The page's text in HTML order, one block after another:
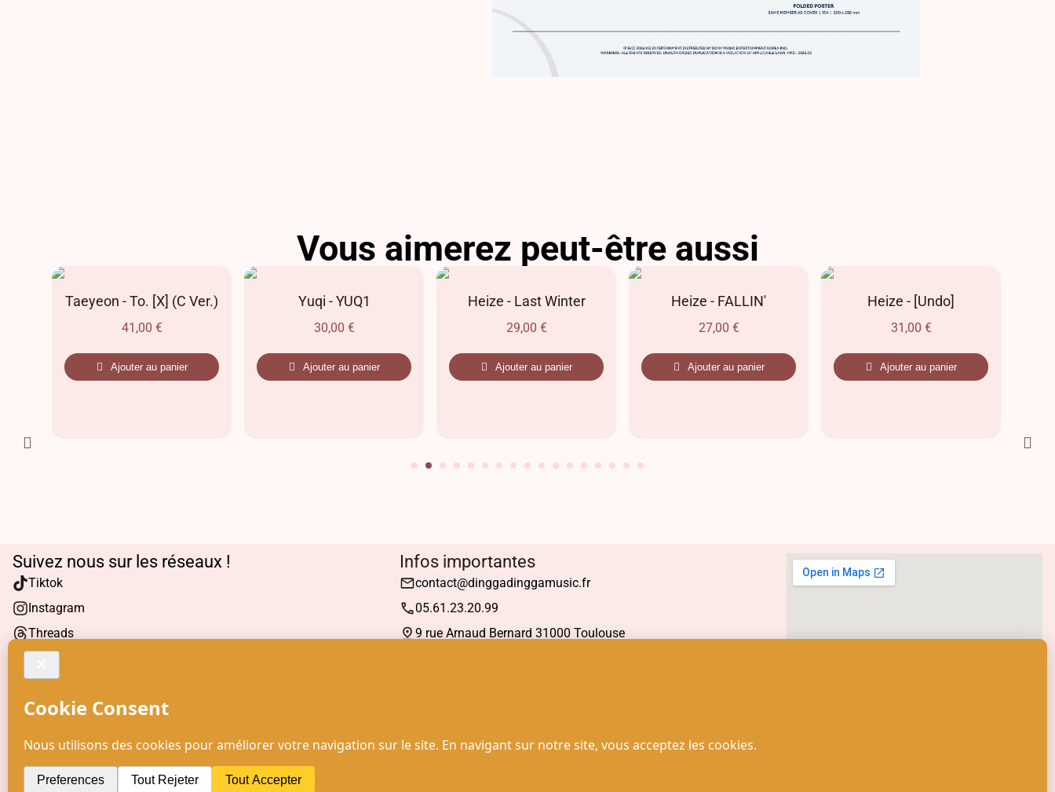
Vous aimerez peut-être aussi
Taeyeon - To. [X] (C Ver.)
41,00 €
Ajouter au panier
Yuqi - YUQ1
30,00 €
Ajouter au panier
Heize - Last Winter
29,00 €
Ajouter au panier
Heize - FALLIN'
27,00 €
Ajouter au panier
Heize - [Undo]
31,00 €
Ajouter au panier
Suivez nous sur les réseaux !
Tiktok
Instagram
Threads
Infos importantes
contact@dinggadinggamusic.fr
05.61.23.20.99
9 rue Arnaud Bernard 31000 Toulouse